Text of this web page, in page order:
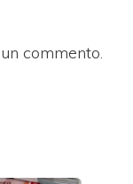
commento.